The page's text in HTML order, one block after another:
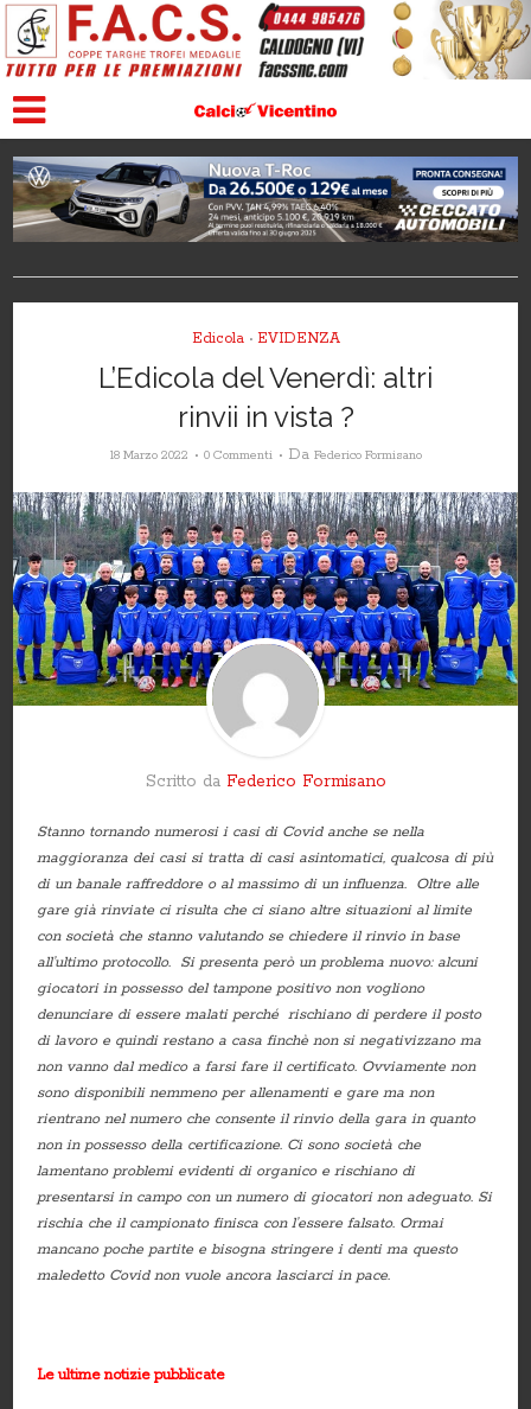
Edicola • EVIDENZA
L’Edicola del Venerdì: altri
rinvii in vista ?
18 Marzo 2022 0 Commenti Da Federico Formisano
Scritto da Federico Formisano
Stanno tornando numerosi i casi di Covid anche se nella
maggioranza dei casi si tratta di casi asintomatici, qualcosa di più
di un banale raffreddore o al massimo di un influenza. Oltre alle
gare già rinviate ci risulta che ci siano altre situazioni al limite
con società che stanno valutando se chiedere il rinvio in base
all’ultimo protocollo. Si presenta però un problema nuovo: alcuni
giocatori in possesso del tampone positivo non vogliono
denunciare di essere malati perché rischiano di perdere il posto
di lavoro e quindi restano a casa finchè non si negativizzano ma
non vanno dal medico a farsi fare il certificato. Ovviamente non
sono disponibili nemmeno per allenamenti e gare ma non
rientrano nel numero che consente il rinvio della gara in quanto
non in possesso della certificazione. Ci sono società che
lamentano problemi evidenti di organico e rischiano di
presentarsi in campo con un numero di giocatori non adeguato. Si
rischia che il campionato finisca con l’essere falsato. Ormai
mancano poche partite e bisogna stringere i denti ma questo
maledetto Covid non vuole ancora lasciarci in pace.
Le ultime notizie pubblicate